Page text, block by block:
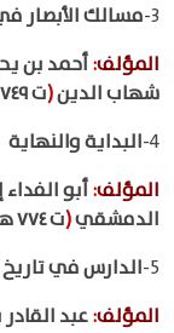
3- مسالك الأبصار
المؤلف:أحمد بن
شهاب الدين(ت ٧٤٩هـ
4- البداية والنهاية
المؤلف:أبو
الدمشقي(ت ٧٧٤ هـ
5- الدارس في
المؤلف:عبد